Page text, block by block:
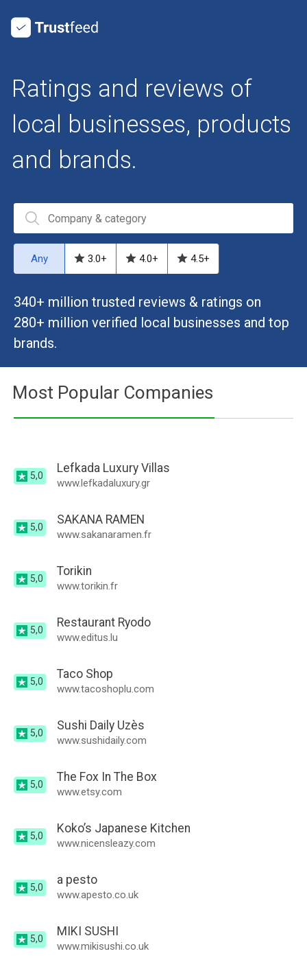
Ratings and reviews of
local businesses, products
and brands.
Any 3.0+ 4.0+ 4.5+
340+ million trusted reviews & ratings on
280+ million verified local businesses and top
brands.
Most Popular Companies
5,0
Lefkada Luxury Villas
www.lefkadaluxury.gr
5,0
SAKANA RAMEN
www.sakanaramen.fr
5,0
Torikin
www.torikin.fr
5,0
Restaurant Ryodo
www.editus.lu
5,0
Taco Shop
www.tacoshoplu.com
5,0
Sushi Daily Uzès
www.sushidaily.com
5,0
The Fox In The Box
www.etsy.com
5,0
Koko’s Japanese Kitchen
www.nicensleazy.com
5,0
a pesto
www.apesto.co.uk
5,0
MIKI SUSHI
www.mikisushi.co.uk